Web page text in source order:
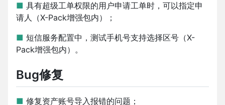
■ 具有超级工单权限的用户申请工单时，可以指定申
请人（X-Pack增强包内）；
■ 短信服务配置中，测试手机号支持选择区号（X-
Pack增强包内）。
Bug修复
■ 修复资产账号导入报错的问题；